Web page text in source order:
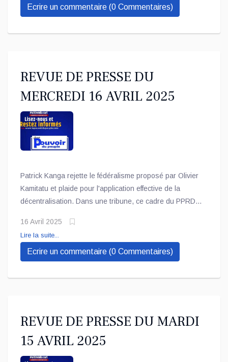
Ecrire un commentaire (0 Commentaires)
REVUE DE PRESSE DU
MERCREDI 16 AVRIL 2025
Patrick Kanga rejette le fédéralisme proposé par Olivier
Kamitatu et plaide pour l'application effective de la
décentralisation. Dans une tribune, ce cadre du PPRD,
16 Avril 2025
Lire la suite...
Ecrire un commentaire (0 Commentaires)
REVUE DE PRESSE DU MARDI
15 AVRIL 2025